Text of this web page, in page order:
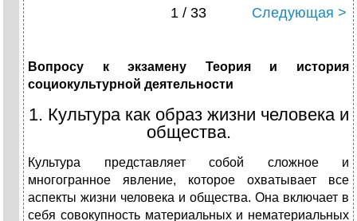
1 / 33 Следующая >
Вопросу к экзамену Теория и история
социокультурной деятельности
1. Культура как образ жизни человека и
общества.
Культура представляет собой сложное и
многогранное явление, которое охватывает все
аспекты жизни человека и общества. Она включает в
себя совокупность материальных и нематериальных